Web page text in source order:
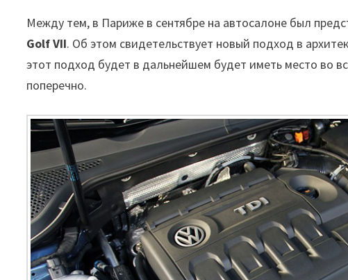
Между тем, в Париже в сентябре на автосалоне был
Golf VII. Об этом свидетельствует новый подход в
этот подход будет в дальнейшем будет иметь место во
поперечно.